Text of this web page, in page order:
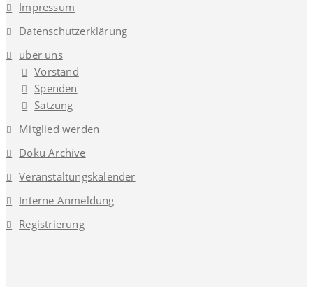
Impressum
Datenschutzerklärung
über uns
Vorstand
Spenden
Satzung
Mitglied werden
Doku Archive
Veranstaltungskalender
Interne Anmeldung
Registrierung